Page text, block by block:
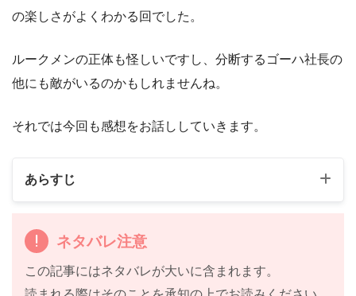
の楽しさがよくわかる回でした。
ルークメンの正体も怪しいですし、分断するゴーハ社長の
他にも敵がいるのかもしれませんね。
それでは今回も感想をお話ししていきます。
あらすじ
ネタバレ注意
この記事にはネタバレが大いに含まれます。